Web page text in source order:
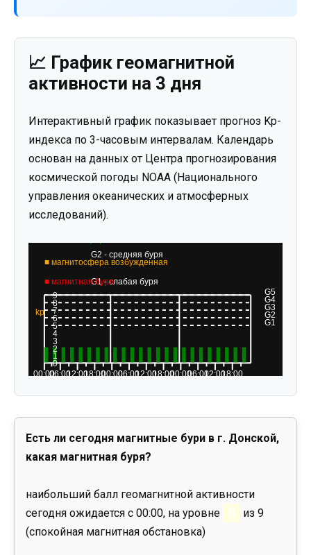
📈 График геомагнитной
активности на 3 дня
Интерактивный график показывает прогноз Kp-
индекса по 3-часовым интервалам. Календарь
основан на данных от Центра прогнозирования
космической погоды NOAA (Национального
управления океанических и атмосферных
исследований).
Есть ли сегодня магнитные бури в г. Донской,
какая магнитная буря?
наибольший балл геомагнитной активности
сегодня ожидается с 00:00, на уровне
0
из 9
(спокойная магнитная обстановка)